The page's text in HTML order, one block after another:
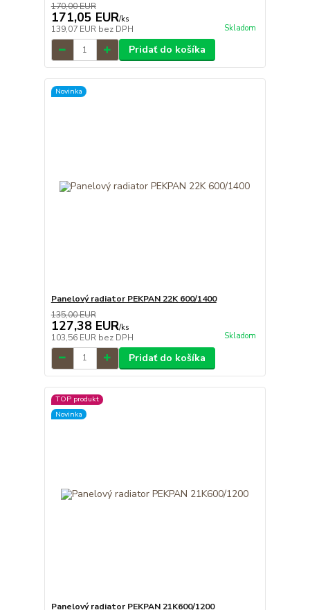
170,00 EUR
171,05 EUR/ks
139,07 EUR bez DPH Skladom
Pridať do košíka
Novinka
Panelový radiator PEKPAN 22K 600/1400
135,00 EUR
127,38 EUR/ks
103,56 EUR bez DPH Skladom
Pridať do košíka
TOP produkt
Novinka
Panelový radiator PEKPAN 21K600/1200